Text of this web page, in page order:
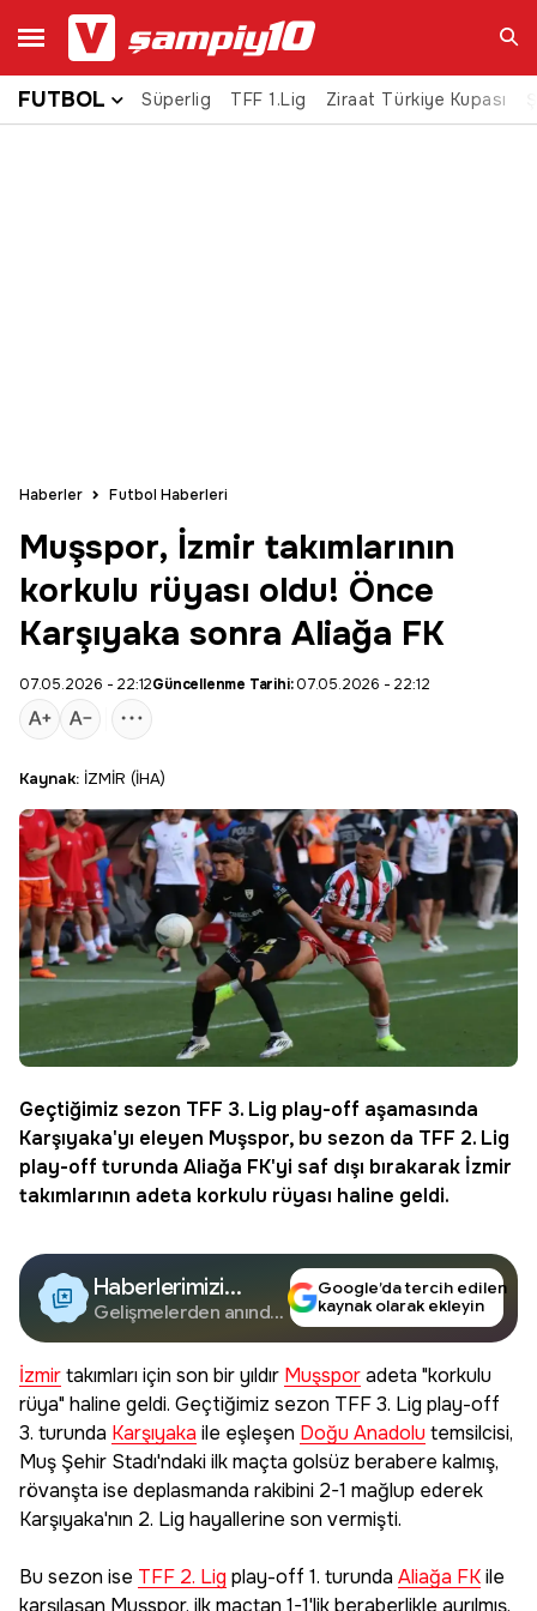
Ara
FUTBOL Süperlig TFF 1.Lig Ziraat Türkiye Kupası
Haberler Futbol Haberleri
Muşspor, İzmir takımlarının
korkulu rüyası oldu! Önce
Karşıyaka sonra Aliağa FK
07.05.2026 - 22:12Güncellenme Tarihi:07.05.2026 - 22:12
Kaynak: İZMİR (İHA)
Geçtiğimiz sezon TFF 3. Lig play-off aşamasında
Karşıyaka'yı eleyen Muşspor, bu sezon da TFF 2. Lig
play-off turunda Aliağa FK'yi saf dışı bırakarak İzmir
takımlarının adeta korkulu rüyası haline geldi.
Haberlerimizi
Google'da Takip
Edin
Gelişmelerden anında
Google’da tercih edilen
kaynak olarak ekleyin
İzmirtakımları için son bir yıldır Muşsporadeta "korkulu
rüya" haline geldi. Geçtiğimiz sezon TFF 3. Lig play-off
3. turunda Karşıyaka ile eşleşen Doğu Anadolu temsilcisi,
Muş Şehir Stadı'ndaki ilk maçta golsüz berabere kalmış,
rövanşta ise deplasmanda rakibini 2-1 mağlup ederek
Karşıyaka'nın 2. Lig hayallerine son vermişti.
Bu sezon ise TFF 2. Lig play-off 1. turunda Aliağa FKile
karşılaşan Muşspor, ilk maçtan 1-1'lik beraberlikle ayrılmış,